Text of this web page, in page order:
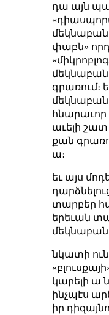
դա այն
փաբն»
գրառում։
հնարաւոր
աւելի
քան
ա։
եւ այս
տարբեր
երեւան
նկատի
կարելի ա
ինչպէս
իր